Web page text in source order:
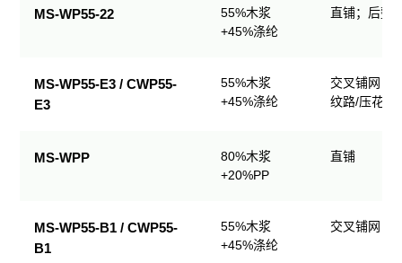
MS-WP55-22
55%木浆
+45%涤纶
直铺；后整
MS-WP55-E3 / CWP55-
E3
55%木浆
+45%涤纶
交叉铺网；
纹路/压花
MS-WPP
80%木浆
+20%PP
直铺
MS-WP55-B1 / CWP55-
B1
55%木浆
+45%涤纶
交叉铺网；